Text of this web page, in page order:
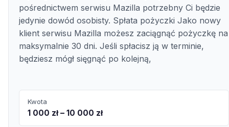
pośrednictwem serwisu Mazilla potrzebny Ci będzie
jedynie dowód osobisty. Spłata pożyczki Jako nowy
klient serwisu Mazilla możesz zaciągnąć pożyczkę na
maksymalnie 30 dni. Jeśli spłacisz ją w terminie,
będziesz mógł sięgnąć po kolejną,
Kwota
1 000 zł – 10 000 zł